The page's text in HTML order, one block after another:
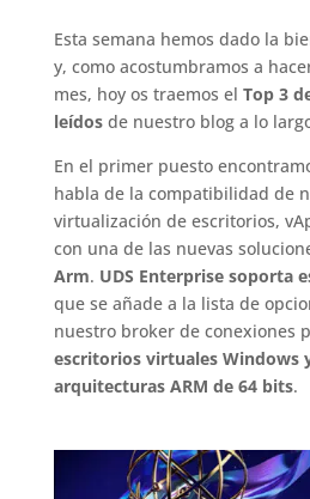
Esta semana hemos dado la
y, como acostumbramos a
mes, hoy os traemos el Top 3
leídosde nuestro blog a lo
En el primer puesto
habla de la compatibilidad de
virtualización de escritorios,
con una de las nuevas
Arm. UDS Enterprise soporta
que se añade a la lista de
nuestro broker de conexiones
escritorios virtuales Windows
arquitecturas ARM de 64 bits.